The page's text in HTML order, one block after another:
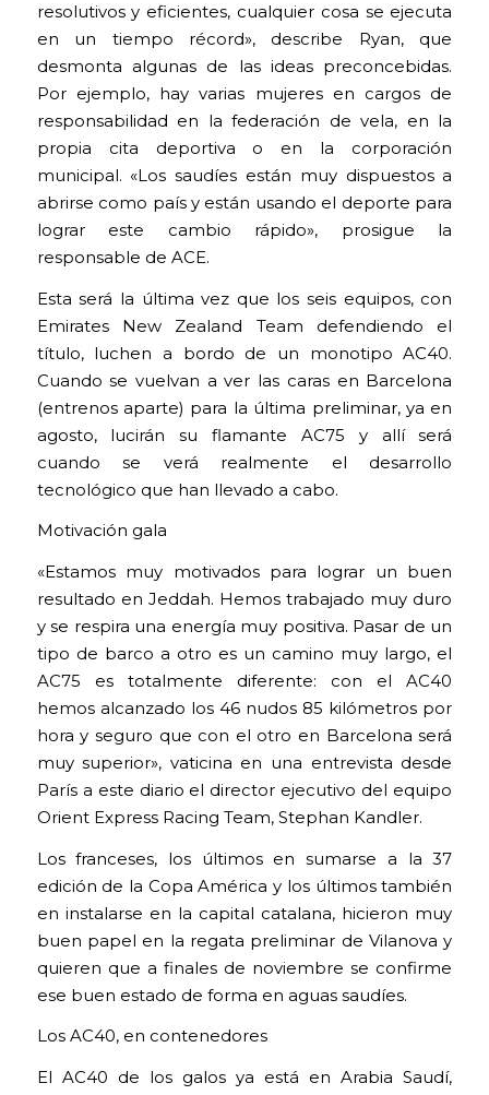
resolutivos y eficientes, cualquier cosa se ejecuta
en un tiempo récord», describe Ryan, que
desmonta algunas de las ideas preconcebidas.
Por ejemplo, hay varias mujeres en cargos de
responsabilidad en la federación de vela, en la
propia cita deportiva o en la corporación
municipal. «Los saudíes están muy dispuestos a
abrirse como país y están usando el deporte para
lograr este cambio rápido», prosigue la
responsable de ACE.
Esta será la última vez que los seis equipos, con
Emirates New Zealand Team defendiendo el
título, luchen a bordo de un monotipo AC40.
Cuando se vuelvan a ver las caras en Barcelona
(entrenos aparte) para la última preliminar, ya en
agosto, lucirán su flamante AC75 y allí será
cuando se verá realmente el desarrollo
tecnológico que han llevado a cabo.
Motivación gala
«Estamos muy motivados para lograr un buen
resultado en Jeddah. Hemos trabajado muy duro
y se respira una energía muy positiva. Pasar de un
tipo de barco a otro es un camino muy largo, el
AC75 es totalmente diferente: con el AC40
hemos alcanzado los 46 nudos 85 kilómetros por
hora y seguro que con el otro en Barcelona será
muy superior», vaticina en una entrevista desde
París a este diario el director ejecutivo del equipo
Orient Express Racing Team, Stephan Kandler.
Los franceses, los últimos en sumarse a la 37
edición de la Copa América y los últimos también
en instalarse en la capital catalana, hicieron muy
buen papel en la regata preliminar de Vilanova y
quieren que a finales de noviembre se confirme
ese buen estado de forma en aguas saudíes.
Los AC40, en contenedores
El AC40 de los galos ya está en Arabia Saudí,